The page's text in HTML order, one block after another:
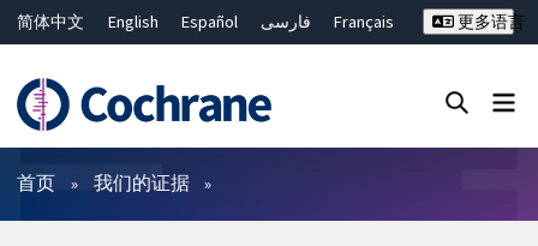
简体中文 English Español فارسی
Français
ไทย
繁體中文
更多语言
过滤
首页 我们的证据